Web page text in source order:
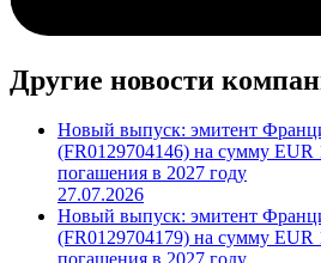
Другие новости
Новый выпуск: эмитент
(FR0129704146) на сумму EUR
погашения в 2027 году
27.07.2026
Новый выпуск: эмитент
(FR0129704179) на сумму EUR